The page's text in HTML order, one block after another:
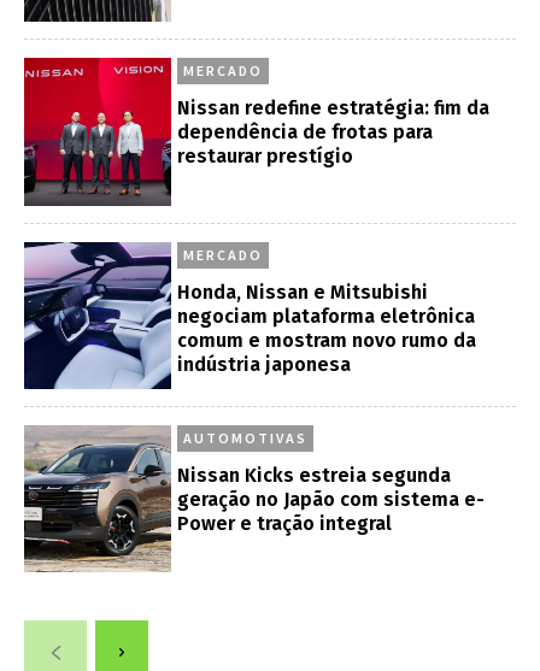
MERCADO
Nissan redefine estratégia: fim da
dependência de frotas para
restaurar prestígio
MERCADO
Honda, Nissan e Mitsubishi
negociam plataforma eletrônica
comum e mostram novo rumo da
indústria japonesa
AUTOMOTIVAS
Nissan Kicks estreia segunda
geração no Japão com sistema e-
Power e tração integral